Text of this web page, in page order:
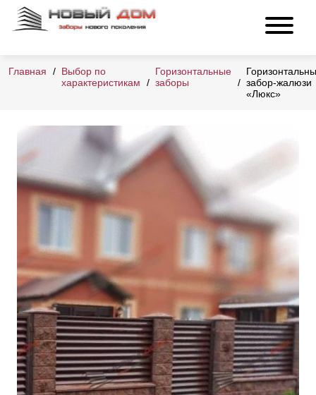
Главная
Выбор по
характеристикам
Горизонтальные
заборы
забор-жалюзи
«Люкс»